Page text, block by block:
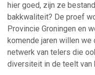
hier goed, zijn ze
bakkwaliteit? De proef
Provincie Groningen en
komende jaren willen
netwerk van telers die
diversiteit in de teelt van